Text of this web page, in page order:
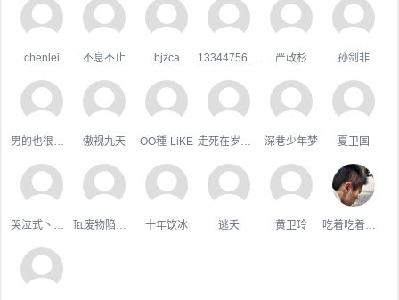
chenlei 不息不止 bjzca 严政杉 孙剑非
傲视九天 OO種·LiKE 深巷少年梦 夏卫国
十年饮冰 逃夭 黄卫玲